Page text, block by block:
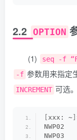
2.2 OPTION
(1)
seq -f
-f 参数用来指定
INCREMENT 可选。
xxx: ~
NWP02
NWP03